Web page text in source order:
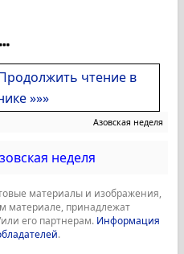
чтение в
»»»
Азовская неделя
неделя
материалы и изображения,
материале, принадлежат
его партнерам. Информация
.